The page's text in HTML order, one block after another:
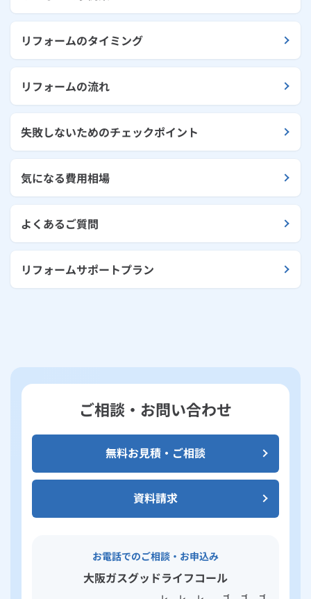
リフォームのタイミング
リフォームの流れ
失敗しないためのチェックポイント
気になる費用相場
よくあるご質問
リフォームサポートプラン
ご相談・お問い合わせ
無料お見積・ご相談
資料請求
お電話でのご相談・お申込み
大阪ガスグッドライフコール